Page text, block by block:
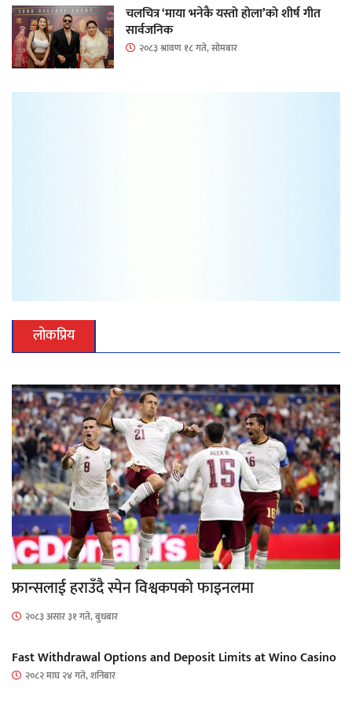
चलचित्र ‘माया भनेकै यस्तो होला’को शीर्ष गीत
सार्वजनिक
२०८३ श्रावण १८ गते, सोमबार
लोकप्रिय
फ्रान्सलाई हराउँदै स्पेन विश्वकपको फाइनलमा
२०८३ असार ३१ गते, बुधबार
Fast Withdrawal Options and Deposit Limits at Wino Casino
२०८२ माघ २४ गते, शनिबार